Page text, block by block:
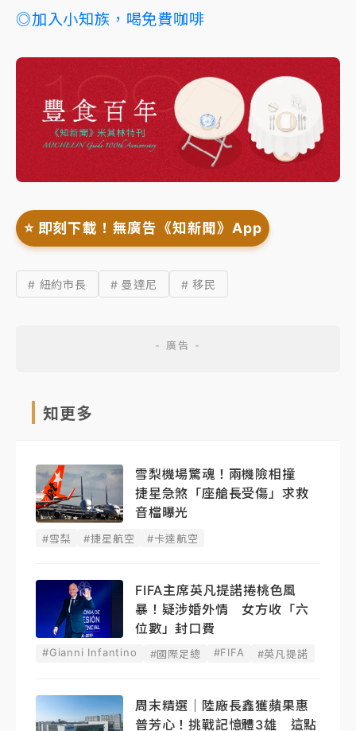
◎加入小知族，喝免費咖啡
⭐️ 即刻下載！無廣告《知新聞》App
# 紐約市長 # 曼達尼 # 移民
知更多
雪梨機場驚魂！兩機險相撞
捷星急煞「座艙長受傷」求救
音檔曝光
#雪梨 #捷星航空 #卡達航空
FIFA主席英凡提諾捲桃色風
暴！疑涉婚外情 女方收「六
位數」封口費
#Gianni Infantino #國際足總 #FIFA #英凡提諾
周末精選｜陸廠長鑫獲蘋果惠
普芳心！挑戰記憶體3雄 這點